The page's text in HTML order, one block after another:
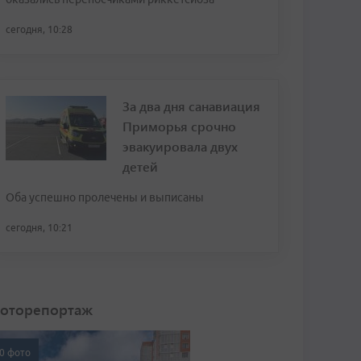
сегодня, 10:28
За два дня санавиация
Приморья срочно
эвакуировала двух
детей
Оба успешно пролечены и выписаны
сегодня, 10:21
фото